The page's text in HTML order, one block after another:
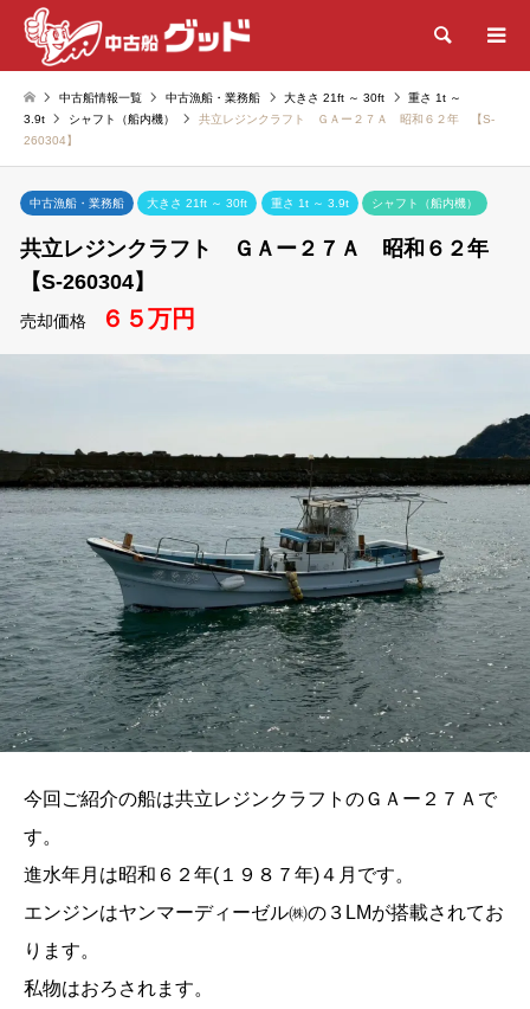
検索
中古船情報一覧 中古漁船・業務船 大きさ 21ft ～ 30ft
重さ 1t ～
3.9t
シャフト（船内機）
共立レジンクラフト ＧＡー２７Ａ 昭和６２年 【S-
260304】
中古漁船・業務船 大きさ 21ft ～ 30ft 重さ 1t ～ 3.9t シャフト（船内機）
共立レジンクラフト ＧＡー２７Ａ 昭和６２年
【S-260304】
売却価格 ６５万円
今回ご紹介の船は共立レジンクラフトのＧＡー２７Ａで
す。
進水年月は昭和６２年(１９８７年)４月です。
エンジンはヤンマーディーゼル㈱の３LMが搭載されてお
ります。
私物はおろされます。